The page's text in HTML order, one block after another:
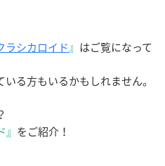
ラシカロイド』 はご覧になって
る方もいるかもしれません。
をご紹介！